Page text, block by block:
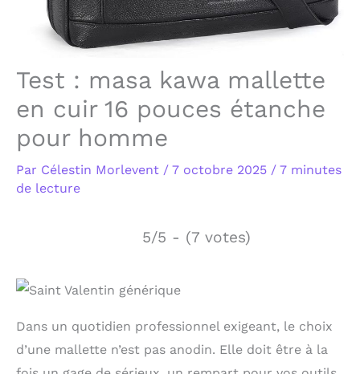
Test : masa kawa mallette
en cuir 16 pouces étanche
pour homme
Par Célestin Morlevent / 7 octobre 2025 / 7 minutes
de lecture
5/5 - (7 votes)
Dans un quotidien professionnel exigeant, le choix
d’une mallette n’est pas anodin. Elle doit être à la